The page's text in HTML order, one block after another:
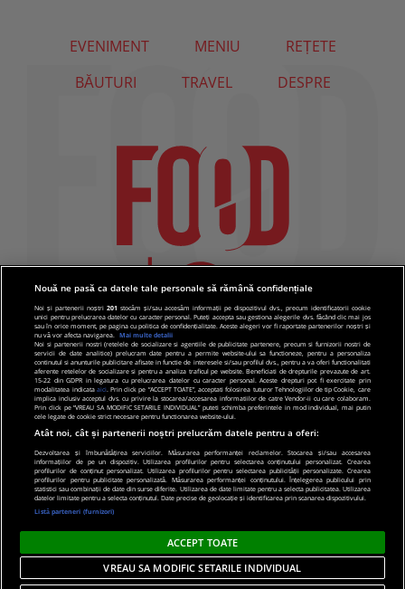
EVENIMENT MENIU
REȚETE
BĂUTURI
TRAVEL DESPRE
© 2019 PRO TV S.R.L |Politica de Cookie|Politica
de confidentialitate
Nouă ne pasă ca datele tale personale să rămână confidențiale
Noi și partenerii noștri201 stocăm și/sau accesăm informații pe dispozitivul dvs., precum identificatorii cookie
unici pentru prelucrarea datelor cu caracter personal. Puteți accepta sau gestiona alegerile dvs. făcând clic mai jos
sau în orice moment, pe pagina cu politica de confidențialitate. Aceste alegeri vor fi raportate partenerilor noștri și
nu vă vor afecta navigarea.
Mai multe detalii
Noi si partenerii nostri (retelele de socializare si agentiile de publicitate partenere, precum si furnizorii nostri de
servicii de date analitice) prelucram date pentru a permite website-ului sa functioneze, pentru a personaliza
continutul si anunturile publicitare afisate in functie de interesele si/sau profilul dvs., pentru a va oferi functionalitati
aferente retelelor de socializare si pentru a analiza traficul pe website. Beneficiati de drepturile prevazute de art.
15-22 din GDPR in legatura cu prelucrarea datelor cu caracter personal. Aceste drepturi pot fi exercitate prin
modalitatea indicata aici. Prin click pe “ACCEPT TOATE”, acceptati folosirea tuturor Tehnologiilor de tip Cookie, care
implica inclusiv acceptul dvs. cu privire la stocarea/accesarea informatiilor de catre Vendor-ii cu care colaboram.
Prin click pe “VREAU SA MODIFIC SETARILE INDIVIDUAL” puteti schimba preferintele in mod individual, mai putin
cele legate de cookie strict necesare pentru functionarea website-ului.
Atât noi, cât și partenerii noștri prelucrăm datele pentru a oferi:
Dezvoltarea și îmbunătățirea serviciilor. Măsurarea performanței reclamelor. Stocarea și/sau accesarea
informațiilor de pe un dispozitiv. Utilizarea profilurilor pentru selectarea conținutului personalizat. Crearea
profilurilor de conținut personalizat. Utilizarea profilurilor pentru selectarea publicității personalizate. Crearea
profilurilor pentru publicitate personalizată. Măsurarea performanței conținutului. Înțelegerea publicului prin
statistici sau combinații de date din surse diferite. Utilizarea de date limitate pentru a selecta publicitatea. Utilizarea
datelor limitate pentru a selecta conținutul. Date precise de geolocație și identificarea prin scanarea dispozitivului.
Listă parteneri (furnizori)
ACCEPT TOATE
VREAU SA MODIFIC SETARILE INDIVIDUAL